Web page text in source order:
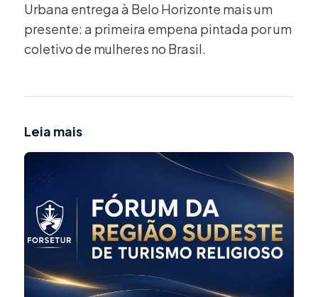
Urbana entrega à Belo Horizonte mais um
presente: a primeira empena pintada por um
coletivo de mulheres no Brasil.
Leia mais